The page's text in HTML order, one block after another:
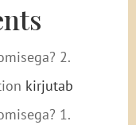
2.
kirjutab
1.